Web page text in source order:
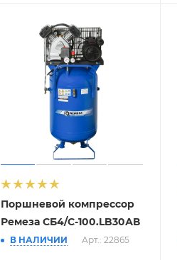
Поршневой компрессор
Ремеза СБ4/С-100.LB30АВ
В НАЛИЧИИ Арт.: 22865